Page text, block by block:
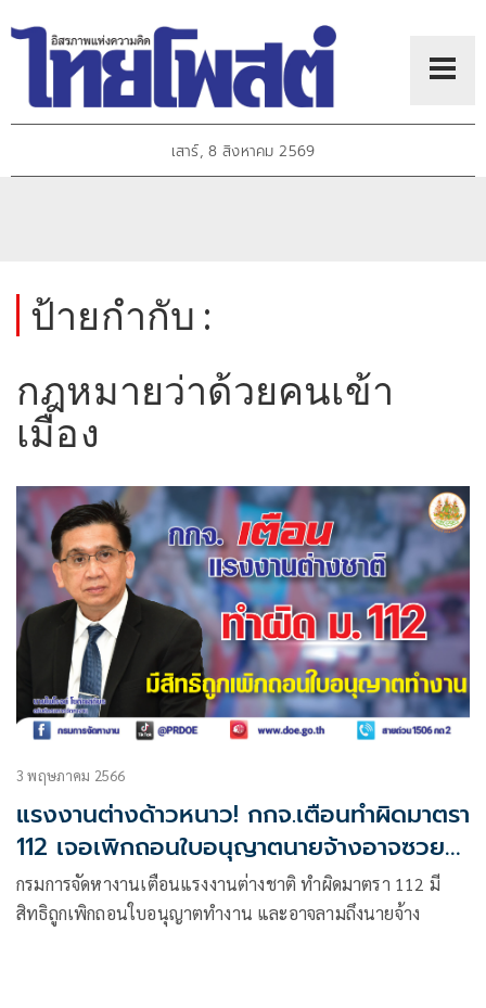
เสาร์, 8 สิงหาคม 2569
ป้ายกำกับ :
กฎหมายว่าด้วยคนเข้า
เมือง
3 พฤษภาคม 2566
แรงงานต่างด้าวหนาว! กกจ.เตือนทำผิดมาตรา
112 เจอเพิกถอนใบอนุญาตนายจ้างอาจซวย
ด้วย
​กรมการจัดหางานเตือนแรงงานต่างชาติ ทำผิดมาตรา 112 มี
สิทธิถูกเพิกถอนใบอนุญาตทำงาน และอาจลามถึงนายจ้าง